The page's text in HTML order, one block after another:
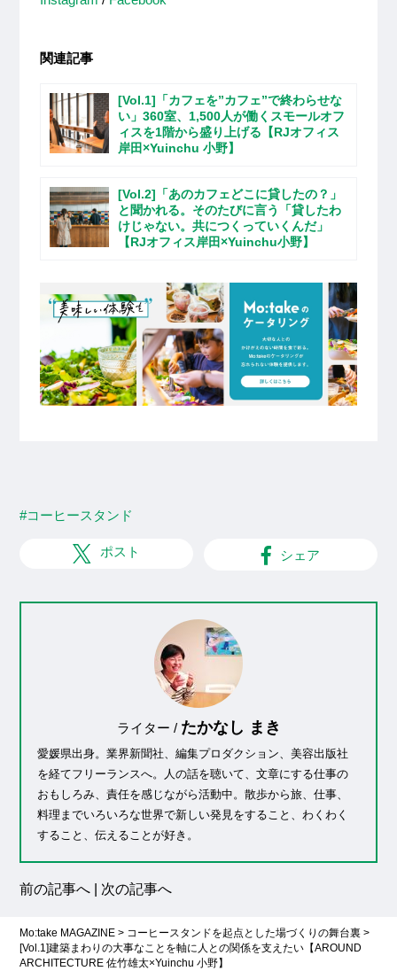
関連記事
[Vol.1]「カフェを”カフェ”で終わらせな
い」360室、1,500人が働くスモールオフ
ィスを1階から盛り上げる【RJオフィス
岸田×Yuinchu 小野】
[Vol.2]「あのカフェどこに貸したの？」
と聞かれる。そのたびに言う「貸したわ
けじゃない。共につくっていくんだ」
【RJオフィス岸田×Yuinchu小野】
#コーヒースタンド
ポスト シェア
ライター / たかなし まき
愛媛県出身。業界新聞社、編集プロダクション、美容出版社
を経てフリーランスへ。人の話を聴いて、文章にする仕事の
おもしろみ、責任を感じながら活動中。散歩から旅、仕事、
料理までいろいろな世界で新しい発見をすること、わくわく
すること、伝えることが好き。
前の記事へ 次の記事へ
Mo:take MAGAZINE > コーヒースタンドを起点とした場づくりの舞台裏 >
[Vol.1]建築まわりの大事なことを軸に人との関係を支えたい【AROUND
ARCHITECTURE 佐竹雄太×Yuinchu 小野】